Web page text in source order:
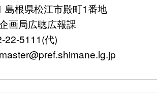
島根県松江市殿町1番地
画局広聴広報課
22-5111(代)